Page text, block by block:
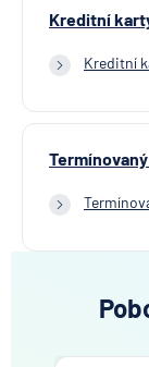
Kreditní
Kreditní